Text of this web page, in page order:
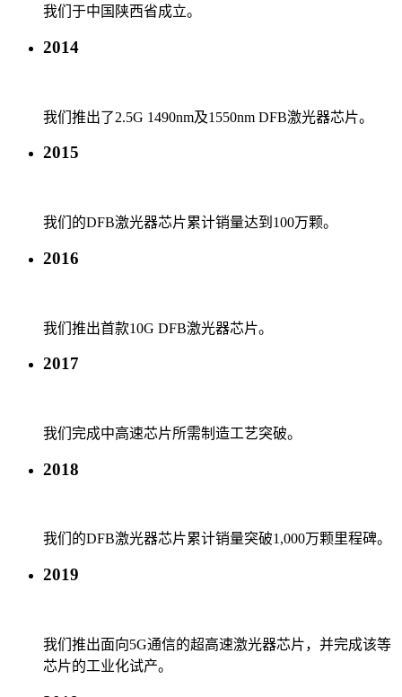
我们于中国陕西省成立。
2014
我们推出了2.5G 1490nm及1550nm DFB激光器芯片。
2015
我们的DFB激光器芯片累计销量达到100万颗。
2016
我们推出首款10G DFB激光器芯片。
2017
我们完成中高速芯片所需制造工艺突破。
2018
我们的DFB激光器芯片累计销量突破1,000万颗里程碑。
2019
我们推出面向5G通信的超高速激光器芯片，并完成该等
芯片的工业化试产。